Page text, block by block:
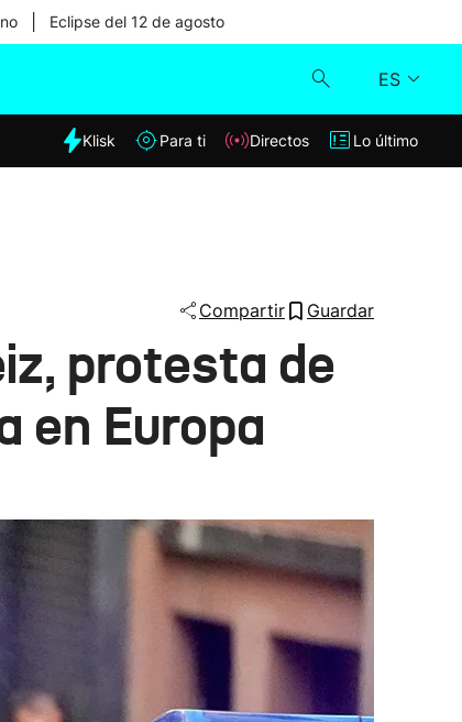
Eclipse del 12 de agosto
ES
Klisk
Lo último
Klisk Para ti Directos Lo último
Compartir Guardar
protesta de
en Europa